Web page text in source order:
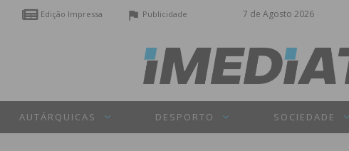
7 de Agosto 2026
Edição Impressa Publicidade
AUTÁRQUICAS DESPORTO SOCIEDADE